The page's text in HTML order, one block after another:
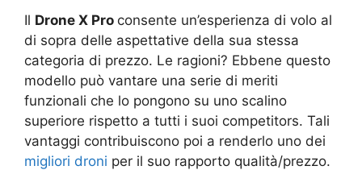
Il Drone X Pro consente un’esperienza di volo al
di sopra delle aspettative della sua stessa
categoria di prezzo. Le ragioni? Ebbene questo
modello può vantare una serie di meriti
funzionali che lo pongono su uno scalino
superiore rispetto a tutti i suoi competitors. Tali
vantaggi contribuiscono poi a renderlo uno dei
migliori droni per il suo rapporto qualità/prezzo.